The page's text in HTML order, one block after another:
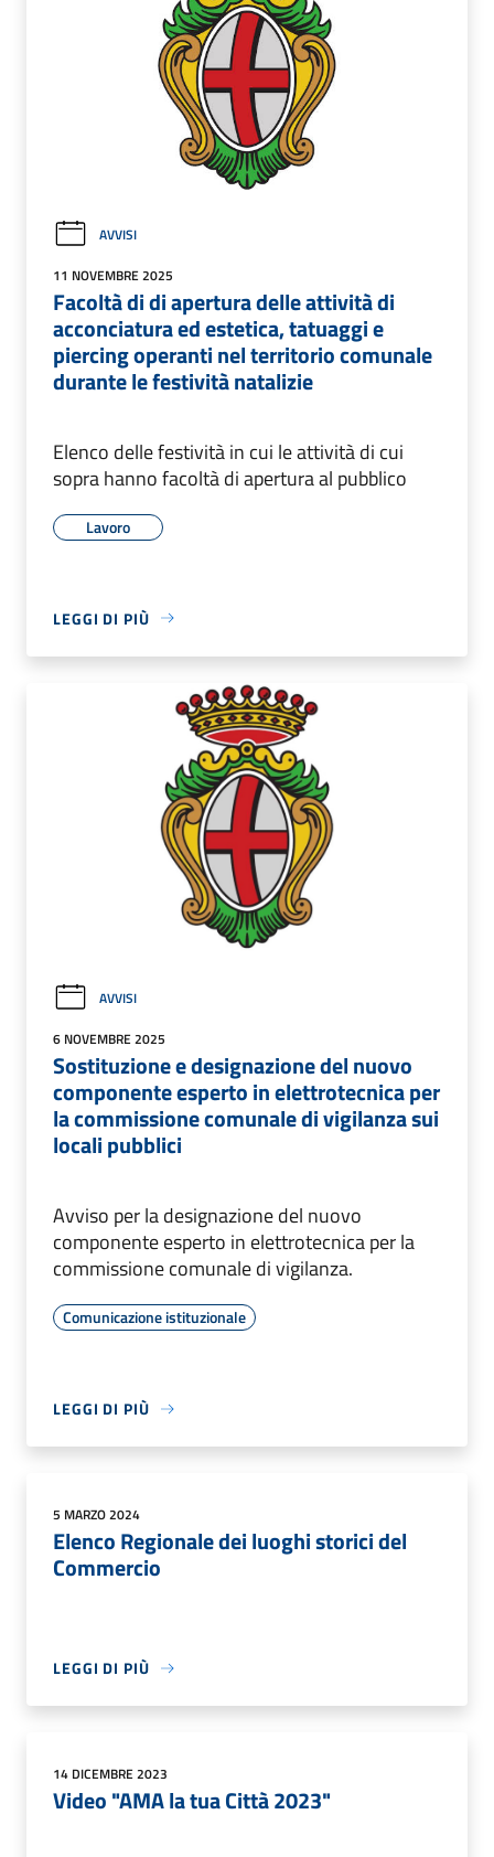
AVVISI
11 NOVEMBRE 2025
Facoltà di di apertura delle attività di
acconciatura ed estetica, tatuaggi e
piercing operanti nel territorio comunale
durante le festività natalizie
Elenco delle festività in cui le attività di cui
sopra hanno facoltà di apertura al pubblico
Lavoro
LEGGI DI PIÙ
AVVISI
6 NOVEMBRE 2025
Sostituzione e designazione del nuovo
componente esperto in elettrotecnica per
la commissione comunale di vigilanza sui
locali pubblici
Avviso per la designazione del nuovo
componente esperto in elettrotecnica per la
commissione comunale di vigilanza.
Comunicazione istituzionale
LEGGI DI PIÙ
5 MARZO 2024
Elenco Regionale dei luoghi storici del
Commercio
LEGGI DI PIÙ
14 DICEMBRE 2023
Video "AMA la tua Città 2023"